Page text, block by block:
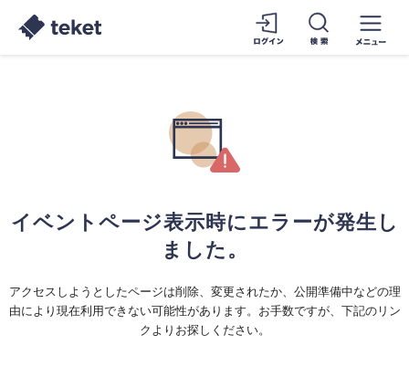
イベントページ表示時にエラーが発生し
ました。
アクセスしようとしたページは削除、変更されたか、公開準備中などの理
由により現在利用できない可能性があります。お手数ですが、下記のリン
クよりお探しください。